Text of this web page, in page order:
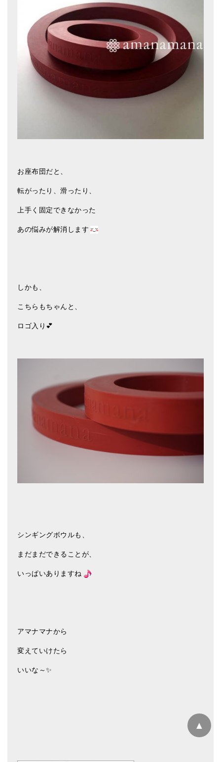
お座布団だと、
転がったり、滑ったり、
上手く固定できなかった
あの悩みが解消します
しかも、
こちらもちゃんと、
ロゴ入り💕
シンギングボウルも、
まだまだできることが、
いっぱいありますね
アマナマナから
変えていけたら
いいな～✨
▲